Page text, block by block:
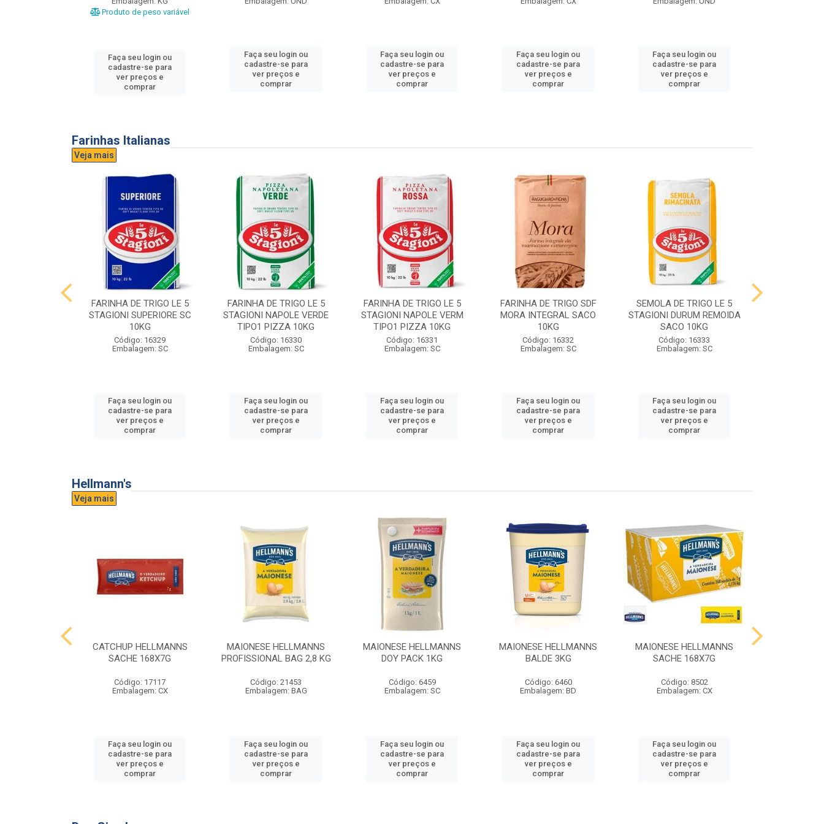
Produto de peso variável
Faça seu login ou
cadastre-se para
ver preços e
comprar
Faça seu login ou
cadastre-se para
ver preços e
comprar
Faça seu login ou
cadastre-se para
ver preços e
comprar
Faça seu login ou
cadastre-se para
ver preços e
comprar
Faça seu login ou
cadastre-se para
ver preços e
comprar
Farinhas Italianas
Veja mais
FARINHA DE TRIGO LE 5
STAGIONI SUPERIORE SC
10KG
Código: 16329
Embalagem: SC
Faça seu login ou
cadastre-se para
ver preços e
comprar
FARINHA DE TRIGO LE 5
STAGIONI NAPOLE VERDE
TIPO1 PIZZA 10KG
Código: 16330
Embalagem: SC
Faça seu login ou
cadastre-se para
ver preços e
comprar
FARINHA DE TRIGO LE 5
STAGIONI NAPOLE VERM
TIPO1 PIZZA 10KG
Código: 16331
Embalagem: SC
Faça seu login ou
cadastre-se para
ver preços e
comprar
FARINHA DE TRIGO SDF
MORA INTEGRAL SACO
10KG
Código: 16332
Embalagem: SC
Faça seu login ou
cadastre-se para
ver preços e
comprar
SEMOLA DE TRIGO LE 5
STAGIONI DURUM REMOIDA
SACO 10KG
Código: 16333
Embalagem: SC
Faça seu login ou
cadastre-se para
ver preços e
comprar
Hellmann's
Veja mais
CATCHUP HELLMANNS
SACHE 168X7G
Código: 17117
Embalagem: CX
Faça seu login ou
cadastre-se para
ver preços e
comprar
MAIONESE HELLMANNS
PROFISSIONAL BAG 2,8 KG
Código: 21453
Embalagem: BAG
Faça seu login ou
cadastre-se para
ver preços e
comprar
MAIONESE HELLMANNS
DOY PACK 1KG
Código: 6459
Embalagem: SC
Faça seu login ou
cadastre-se para
ver preços e
comprar
MAIONESE HELLMANNS
BALDE 3KG
Código: 6460
Embalagem: BD
Faça seu login ou
cadastre-se para
ver preços e
comprar
MAIONESE HELLMANNS
SACHE 168X7G
Código: 8502
Embalagem: CX
Faça seu login ou
cadastre-se para
ver preços e
comprar